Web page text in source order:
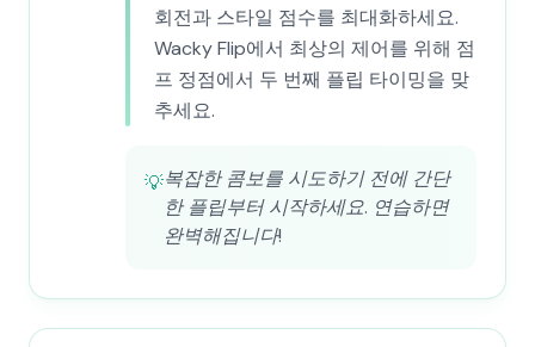
회전과 스타일 점수를 최대화하세요.
Wacky Flip에서 최상의 제어를 위해 점
프 정점에서 두 번째 플립 타이밍을 맞
추세요.
💡복잡한 콤보를 시도하기 전에 간단
한 플립부터 시작하세요. 연습하면
완벽해집니다!